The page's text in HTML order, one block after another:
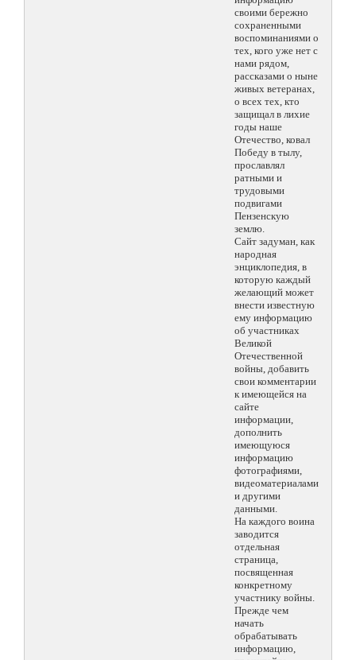
своими бережно
сохраненными
воспоминаниями о
тех, кого уже нет с
нами рядом,
рассказами о ныне
живых ветеранах,
о всех тех, кто
защищал в лихие
годы наше
Отечество, ковал
Победу в тылу,
прославлял
ратными и
трудовыми
подвигами
Пензенскую
землю.
Сайт задуман, как
народная
энциклопедия, в
которую каждый
желающий может
внести известную
ему информацию
об участниках
Великой
Отечественной
войны, добавить
свои комментарии
к имеющейся на
сайте
информации,
дополнить
имеющуюся
информацию
фотографиями,
видеоматериалами
и другими
данными.
На каждого воина
заводится
отдельная
страница,
посвященная
конкретному
участнику войны.
Прежде чем
начать
обрабатывать
информацию,